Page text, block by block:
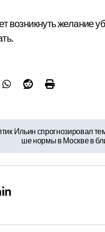
возникнуть желание
Ильин спрогнозировал
ше нормы в Москве в